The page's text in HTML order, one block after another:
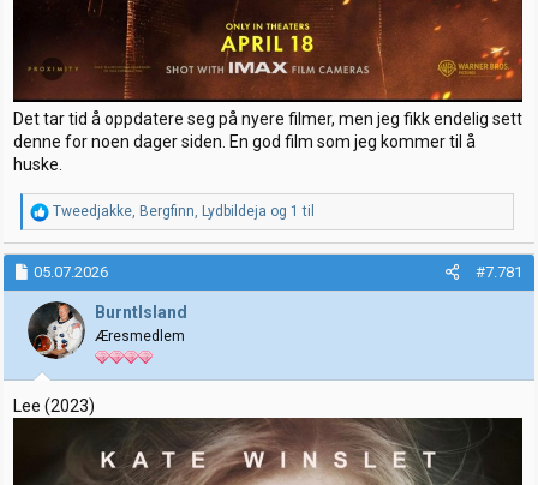
Det tar tid å oppdatere seg på nyere filmer, men jeg fikk endelig sett
denne for noen dager siden. En god film som jeg kommer til å
huske.
R
e
a
k
j
o
n
e
r
:
Tweedjakke Bergfinn Lydbildeja og 1 til
05.07.2026 #7.781
BurntIsland
Æresmedlem
Lee (2023)